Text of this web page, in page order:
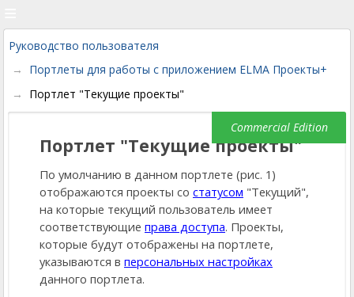
Руководство пользователя
Портлеты для работы с приложением ELMA Проекты+
Портлет "Текущие проекты"
Портлет "Текущие проекты"
По умолчанию в данном портлете (рис. 1)
отображаются проекты со статусом "Текущий",
на которые текущий пользователь имеет
соответствующие права доступа. Проекты,
которые будут отображены на портлете,
указываются в персональных настройках
данного портлета.